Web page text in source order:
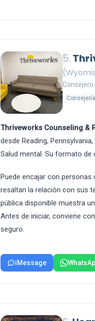
5.
Consejero
Consejería
Thriveworks Counseling &
desde Reading,
Salud mental. Su formato de
Puede encajar con
resaltan la relación con sus
pública disponible muestra
Antes de iniciar, conviene
seguro.
iMessage